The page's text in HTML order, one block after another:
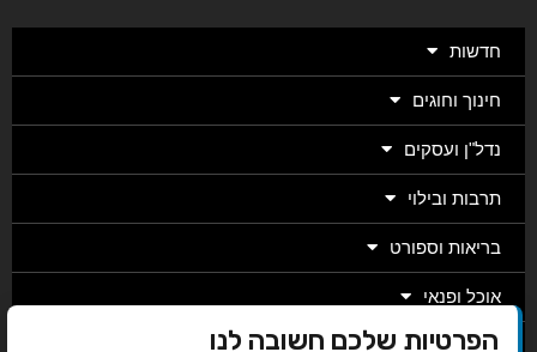
חדשות
חינוך וחוגים
נדל"ן ועסקים
תרבות ובילוי
בריאות וספורט
אוכל ופנאי
מגזין
הפרטיות שלכם חשובה לנו